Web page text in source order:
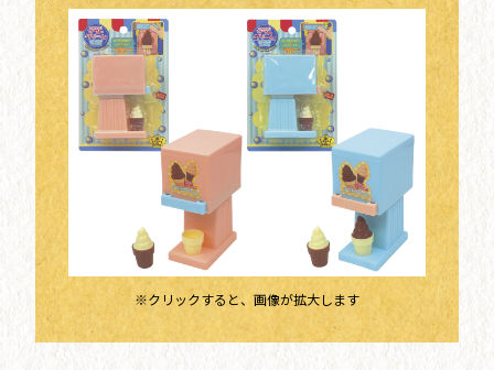
※クリックすると、画像が拡大します